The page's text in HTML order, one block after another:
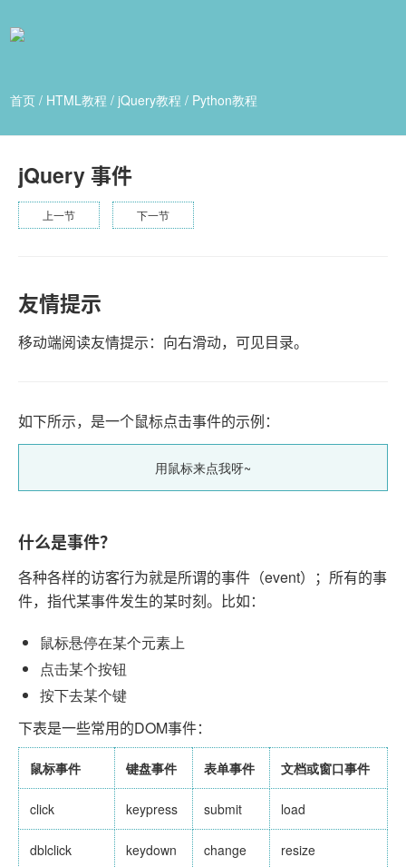
首页 / HTML教程 /jQuery教程 / Python教程
jQuery 事件
上一节 下一节
友情提示
移动端阅读友情提示：向右滑动，可见目录。
如下所示，是一个鼠标点击事件的示例：
用鼠标来点我呀~
什么是事件？
各种各样的访客行为就是所谓的事件（event）；所有的事
件，指代某事件发生的某时刻。比如：
鼠标悬停在某个元素上
点击某个按钮
按下去某个键
下表是一些常用的DOM事件：
鼠标事件 键盘事件 表单事件 文档或窗口事件
click keypress submit load
dblclick keydown change resize